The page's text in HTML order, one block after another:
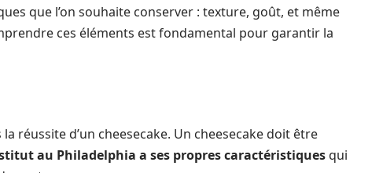
que l’on souhaite conserver : texture, goût, et même
ces éléments est fondamental pour garantir la
réussite d’un cheesecake. Un cheesecake doit être
au Philadelphia a ses propres caractéristiquesqui